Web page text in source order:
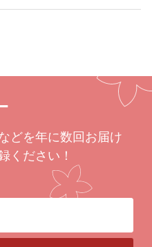
どを年に数回お届け
ください！